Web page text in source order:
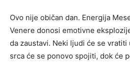
Ovo nije običan dan. Energija
Venere donosi emotivne
da zaustavi. Neki ljudi će se vratiti
srca će se ponovo spojiti, dok će